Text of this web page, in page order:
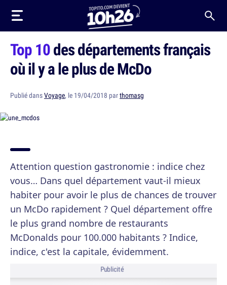
Top 10des départements français
où il y a le plus de McDo
Publié dansVoyage, le 19/04/2018 parthomasg
Attention question gastronomie : indice chez
vous… Dans quel département vaut-il mieux
habiter pour avoir le plus de chances de trouver
un McDo rapidement ? Quel département offre
le plus grand nombre de restaurants
McDonalds pour 100.000 habitants ? Indice,
indice, c'est la capitale, évidemment.
Publicité